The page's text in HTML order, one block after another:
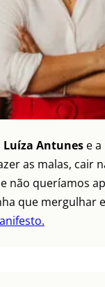
Luíza Antunes e a
as malas, cair
não queríamos
que mergulhar